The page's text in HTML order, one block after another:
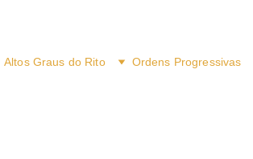
Altos Graus do Rito Ordens Progressivas